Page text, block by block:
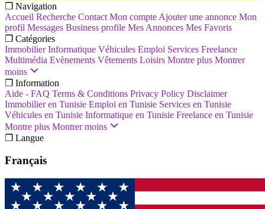
❐ Navigation
Accueil Recherche Contact Mon compte Ajouter une annonce Mon
profil Messages Business profile Mes Annonces Mes Favoris
❐ Catégories
Immobilier Informatique Véhicules Emploi Services Freelance
Multimédia Evènements Vêtements Loisirs Montre plus Montrer
moins
❐ Information
Aide - FAQ Terms & Conditions Privacy Policy Disclaimer
Immobilier en Tunisie Emploi en Tunisie Services en Tunisie
Véhicules en Tunisie Informatique en Tunisie Freelance en Tunisie
Montre plus Montrer moins
❐ Langue
Français